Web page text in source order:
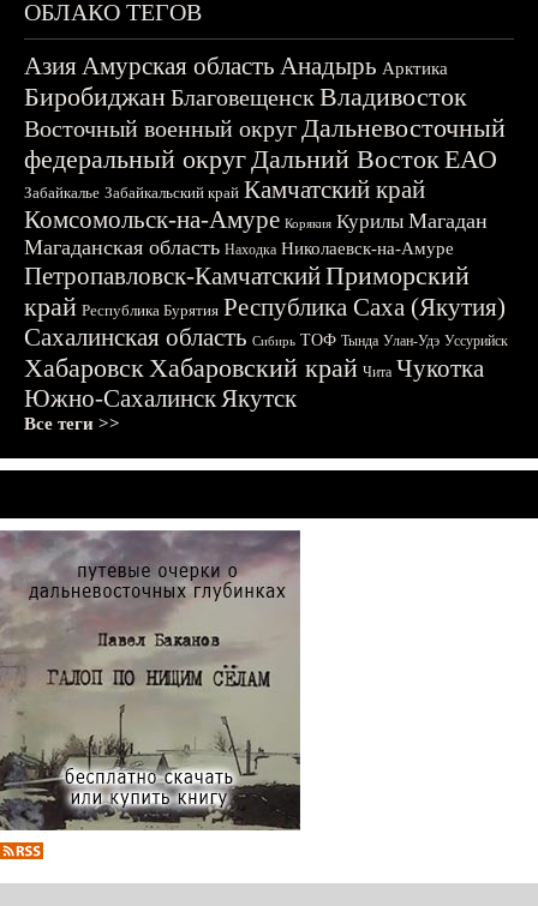
ОБЛАКО ТЕГОВ
АзияАмурская область Анадырь Арктика
БиробиджанБлаговещенскВладивосток
Восточный военный округДальневосточный
федеральный округДальний ВостокЕАО
Забайкалье Забайкальский край Камчатский край
Комсомольск-на-Амуре Корякия Курилы Магадан
Магаданская область Находка Николаевск-на-Амуре
Петропавловск-КамчатскийПриморский
край Республика Бурятия Республика Саха (Якутия)
Сахалинская область Сибирь ТОФ Тында Улан-Удэ Уссурийск
ХабаровскХабаровский край Чита Чукотка
Южно-СахалинскЯкутск
Все теги >>